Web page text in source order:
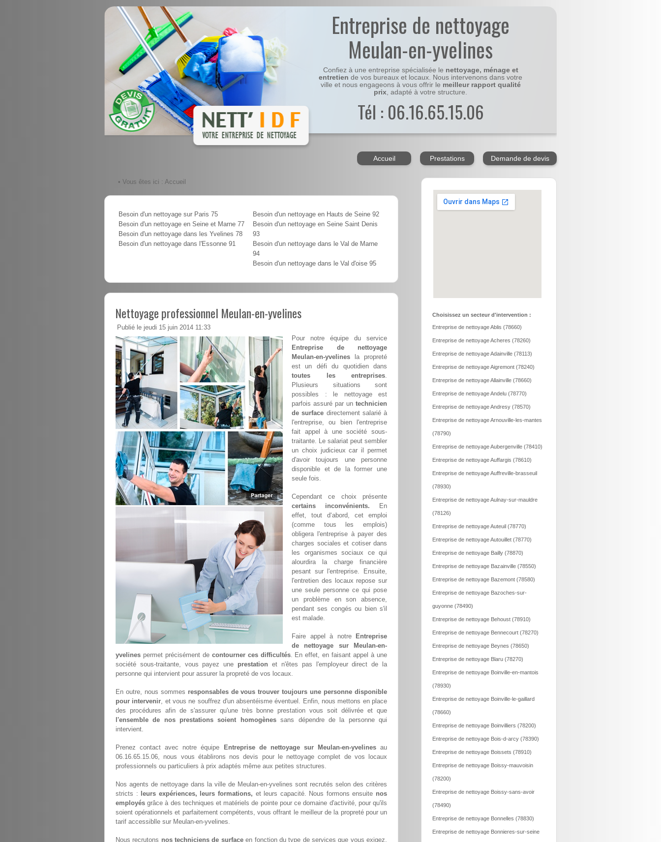
Entreprise de nettoyage
Meulan-en-yvelines
Confiez à une entreprise spécialisée le nettoyage, ménage et
entretien de vos bureaux et locaux. Nous intervenons dans votre
ville et nous engageons à vous offrir le meilleur rapport qualité
prix, adapté à votre structure.
Tél : 06.16.65.15.06
Accueil Prestations Demande de devis
• Vous êtes ici : Accueil
Besoin d'un nettoyage sur Paris 75
Besoin d'un nettoyage en Seine et Marne 77
Besoin d'un nettoyage dans les Yvelines 78
Besoin d'un nettoyage dans l'Essonne 91
Besoin d'un nettoyage en Hauts de Seine 92
Besoin d'un nettoyage en Seine Saint Denis
93
Besoin d'un nettoyage dans le Val de Marne
94
Besoin d'un nettoyage dans le Val d'oise 95
Nettoyage professionnel Meulan-en-yvelines
Publié le jeudi 15 juin 2014 11:33
Pour notre équipe du service
Entreprise de nettoyage
Meulan-en-yvelines la propreté
est un défi du quotidien dans
toutes les entreprises.
Plusieurs situations sont
possibles : le nettoyage est
parfois assuré par un technicien
de surface directement salarié à
l'entreprise, ou bien l'entreprise
fait appel à une société sous-
traitante. Le salariat peut sembler
un choix judicieux car il permet
d'avoir toujours une personne
disponible et de la former une
seule fois.
Cependant ce choix présente
certains inconvénients. En
effet, tout d‘abord, cet emploi
(comme tous les emplois)
obligera l'entreprise à payer des
charges sociales et cotiser dans
les organismes sociaux ce qui
alourdira la charge financière
pesant sur l'entreprise. Ensuite,
l'entretien des locaux repose sur
une seule personne ce qui pose
un problème en son absence,
pendant ses congés ou bien s'il
est malade.
Faire appel à notre
Entreprise
de nettoyage sur Meulan-en-
yvelines permet précisément de contourner ces difficultés. En effet, en faisant appel à une
société sous-traitante, vous payez une prestation et n'êtes pas l'employeur direct de la
personne qui intervient pour assurer la propreté de vos locaux.
En outre, nous sommes responsables de vous trouver toujours une personne disponible
pour intervenir, et vous ne souffrez d'un absentéisme éventuel. Enfin, nous mettons en place
des procédures afin de s'assurer qu'une très bonne prestation vous soit délivrée et que
l'ensemble de nos prestations soient homogènessans dépendre de la personne qui
intervient.
Prenez contact avec notre équipe Entreprise de nettoyage sur Meulan-en-yvelinesau
06.16.65.15.06, nous vous établirons nos devis pour le nettoyage complet de vos locaux
professionnels ou particuliers à prix adaptés même aux petites structures.
Nos agents de nettoyage dans la ville de Meulan-en-yvelines sont recrutés selon des critères
stricts :
leurs expériences, leurs formations, et leurs capacité. Nous formons ensuite nos
employés grâce à des techniques et matériels de pointe pour ce domaine d'activité, pour qu'ils
soient opérationnels et parfaitement compétents, vous offrant le meilleur de la propreté pour un
tarif accessiblle sur Meulan-en-yvelines.
Nous recrutons nos techniciens de surfaceen fonction du type de services que vous exigez,
Choisissez un secteur d'intervention :
Entreprise de nettoyage Ablis (78660)
Entreprise de nettoyage Acheres (78260)
Entreprise de nettoyage Adainville (78113)
Entreprise de nettoyage Aigremont (78240)
Entreprise de nettoyage Allainville (78660)
Entreprise de nettoyage Andelu (78770)
Entreprise de nettoyage Andresy (78570)
Entreprise de nettoyage Arnouville-les-mantes
(78790)
Entreprise de nettoyage Aubergenville (78410)
Entreprise de nettoyage Auffargis (78610)
Entreprise de nettoyage Auffreville-brasseuil
(78930)
Entreprise de nettoyage Aulnay-sur-mauldre
(78126)
Entreprise de nettoyage Auteuil (78770)
Entreprise de nettoyage Autouillet (78770)
Entreprise de nettoyage Bailly (78870)
Entreprise de nettoyage Bazainville (78550)
Entreprise de nettoyage Bazemont (78580)
Entreprise de nettoyage Bazoches-sur-
guyonne (78490)
Entreprise de nettoyage Behoust (78910)
Entreprise de nettoyage Bennecourt (78270)
Entreprise de nettoyage Beynes (78650)
Entreprise de nettoyage Blaru (78270)
Entreprise de nettoyage Boinville-en-mantois
(78930)
Entreprise de nettoyage Boinville-le-gaillard
(78660)
Entreprise de nettoyage Boinvilliers (78200)
Entreprise de nettoyage Bois-d-arcy (78390)
Entreprise de nettoyage Boissets (78910)
Entreprise de nettoyage Boissy-mauvoisin
(78200)
Entreprise de nettoyage Boissy-sans-avoir
(78490)
Entreprise de nettoyage Bonnelles (78830)
Entreprise de nettoyage Bonnieres-sur-seine